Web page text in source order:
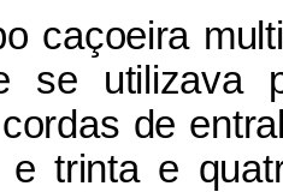
caçoeira
se utilizava
de
trinta e